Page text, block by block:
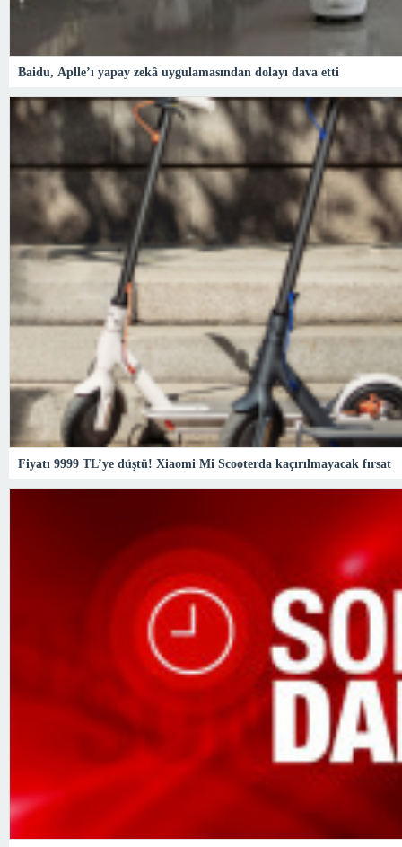
Baidu, Aplle’ı yapay zekâ uygulamasından dolayı dava etti
Fiyatı 9999 TL’ye düştü! Xiaomi Mi Scooterda kaçırılmayacak fırsat